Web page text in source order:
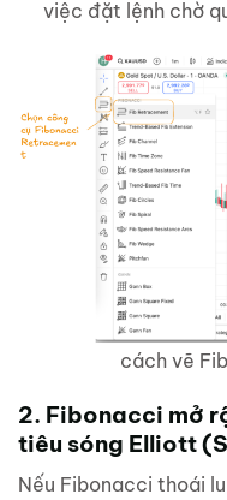
việc đặt lệnh chờ
cách vẽ
2. Fibonacci mở
tiêu sóng Elliott
Nếu Fibonacci thoái